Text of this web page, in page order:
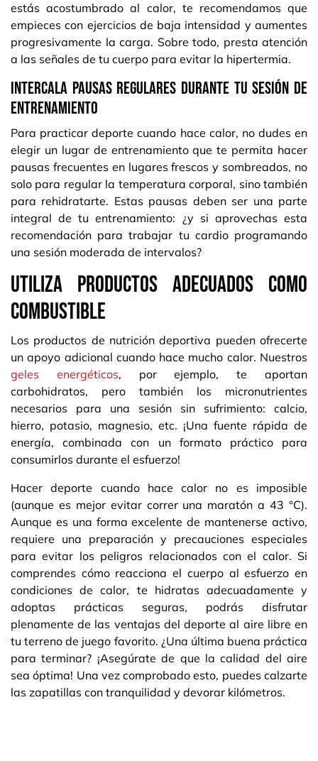
estás acostumbrado al calor, te recomendamos que
empieces con ejercicios de baja intensidad y aumentes
progresivamente la carga. Sobre todo, presta atención
a las señales de tu cuerpo para evitar la hipertermia.
Intercala pausas regulares durante tu sesión de
entrenamiento
Para practicar deporte cuando hace calor, no dudes en
elegir un lugar de entrenamiento que te permita hacer
pausas frecuentes en lugares frescos y sombreados, no
solo para regular la temperatura corporal, sino también
para rehidratarte. Estas pausas deben ser una parte
integral de tu entrenamiento: ¿y si aprovechas esta
recomendación para trabajar tu cardio programando
una sesión moderada de intervalos?
Utiliza productos adecuados como
combustible
Los productos de nutrición deportiva pueden ofrecerte
un apoyo adicional cuando hace mucho calor. Nuestros
geles energéticos, por ejemplo, te aportan
carbohidratos, pero también los micronutrientes
necesarios para una sesión sin sufrimiento: calcio,
hierro, potasio, magnesio, etc. ¡Una fuente rápida de
energía, combinada con un formato práctico para
consumirlos durante el esfuerzo!
Hacer deporte cuando hace calor no es imposible
(aunque es mejor evitar correr una maratón a 43 °C).
Aunque es una forma excelente de mantenerse activo,
requiere una preparación y precauciones especiales
para evitar los peligros relacionados con el calor. Si
comprendes cómo reacciona el cuerpo al esfuerzo en
condiciones de calor, te hidratas adecuadamente y
adoptas prácticas seguras, podrás disfrutar
plenamente de las ventajas del deporte al aire libre en
tu terreno de juego favorito. ¿Una última buena práctica
para terminar? ¡Asegúrate de que la calidad del aire
sea óptima! Una vez comprobado esto, puedes calzarte
las zapatillas con tranquilidad y devorar kilómetros.